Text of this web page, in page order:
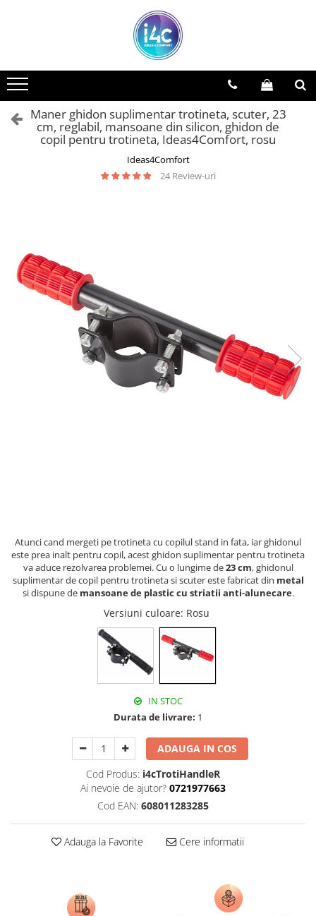
Maner ghidon suplimentar trotineta, scuter, 23
cm, reglabil, mansoane din silicon, ghidon de
copil pentru trotineta, Ideas4Comfort, rosu
Ideas4Comfort
24 Review-uri
Atunci cand mergeti pe trotineta cu copilul stand in fata, iar ghidonul
este prea inalt pentru copil, acest ghidon suplimentar pentru trotineta
va aduce rezolvarea problemei. Cu o lungime de23 cm, ghidonul
suplimentar de copil pentru trotineta si scuter este fabricat din metal
si dispune de mansoane de plastic cu striatii anti-alunecare.
Versiuni culoare: Rosu
IN STOC
Durata de livrare: 1
ADAUGA IN COS
Cod Produs: i4cTrotiHandleR
Ai nevoie de ajutor? 0721977663
Cod EAN: 608011283285
Adauga la Favorite Cere informatii